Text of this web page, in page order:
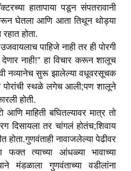
हातापाया पडून संपतरावानी
घेतला आणि आता तिथून थोड्या
होता.
पाहिजे नाही तर ही पोरगी
नाही!”हा विचार करून शालूच
नव्यानेच सुरू झालेल्या वधूवरसूचक
पोरांची स्थळे लगेच आली;पण शालूने
होती.
आणि माहिती बघितल्यावर मात्र तो
दिसायला तर चांगलं होतंच;शिवाय
होता.गुणवंताही नावाजलेल्या पेढीवर
त्याच्या आंधळ्या भावाच्या
मंडळाला गुणवंताच्या वडीलांना